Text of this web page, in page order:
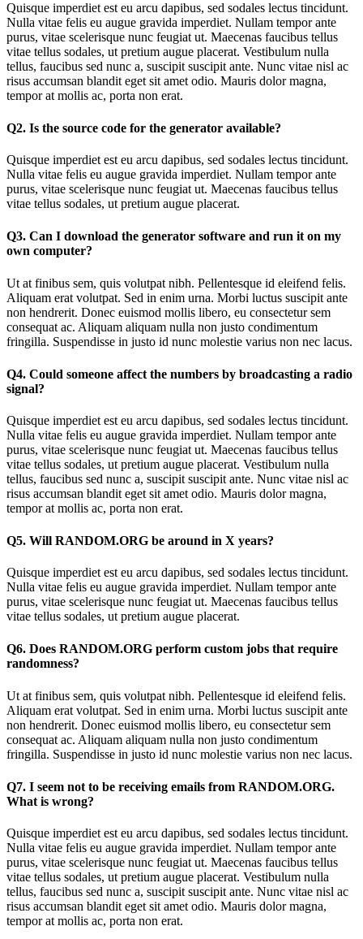
Quisque imperdiet est eu arcu dapibus, sed sodales lectus tincidunt.
Nulla vitae felis eu augue gravida imperdiet. Nullam tempor ante
purus, vitae scelerisque nunc feugiat ut. Maecenas faucibus tellus
vitae tellus sodales, ut pretium augue placerat. Vestibulum nulla
tellus, faucibus sed nunc a, suscipit suscipit ante. Nunc vitae nisl ac
risus accumsan blandit eget sit amet odio. Mauris dolor magna,
tempor at mollis ac, porta non erat.
Q2. Is the source code for the generator available?
Quisque imperdiet est eu arcu dapibus, sed sodales lectus tincidunt.
Nulla vitae felis eu augue gravida imperdiet. Nullam tempor ante
purus, vitae scelerisque nunc feugiat ut. Maecenas faucibus tellus
vitae tellus sodales, ut pretium augue placerat.
Q3. Can I download the generator software and run it on my
own computer?
Ut at finibus sem, quis volutpat nibh. Pellentesque id eleifend felis.
Aliquam erat volutpat. Sed in enim urna. Morbi luctus suscipit ante
non hendrerit. Donec euismod mollis libero, eu consectetur sem
consequat ac. Aliquam aliquam nulla non justo condimentum
fringilla. Suspendisse in justo id nunc molestie varius non nec lacus.
Q4. Could someone affect the numbers by broadcasting a radio
signal?
Quisque imperdiet est eu arcu dapibus, sed sodales lectus tincidunt.
Nulla vitae felis eu augue gravida imperdiet. Nullam tempor ante
purus, vitae scelerisque nunc feugiat ut. Maecenas faucibus tellus
vitae tellus sodales, ut pretium augue placerat. Vestibulum nulla
tellus, faucibus sed nunc a, suscipit suscipit ante. Nunc vitae nisl ac
risus accumsan blandit eget sit amet odio. Mauris dolor magna,
tempor at mollis ac, porta non erat.
Q5. Will RANDOM.ORG be around in X years?
Quisque imperdiet est eu arcu dapibus, sed sodales lectus tincidunt.
Nulla vitae felis eu augue gravida imperdiet. Nullam tempor ante
purus, vitae scelerisque nunc feugiat ut. Maecenas faucibus tellus
vitae tellus sodales, ut pretium augue placerat.
Q6. Does RANDOM.ORG perform custom jobs that require
randomness?
Ut at finibus sem, quis volutpat nibh. Pellentesque id eleifend felis.
Aliquam erat volutpat. Sed in enim urna. Morbi luctus suscipit ante
non hendrerit. Donec euismod mollis libero, eu consectetur sem
consequat ac. Aliquam aliquam nulla non justo condimentum
fringilla. Suspendisse in justo id nunc molestie varius non nec lacus.
Q7. I seem not to be receiving emails from RANDOM.ORG.
What is wrong?
Quisque imperdiet est eu arcu dapibus, sed sodales lectus tincidunt.
Nulla vitae felis eu augue gravida imperdiet. Nullam tempor ante
purus, vitae scelerisque nunc feugiat ut. Maecenas faucibus tellus
vitae tellus sodales, ut pretium augue placerat. Vestibulum nulla
tellus, faucibus sed nunc a, suscipit suscipit ante. Nunc vitae nisl ac
risus accumsan blandit eget sit amet odio. Mauris dolor magna,
tempor at mollis ac, porta non erat.